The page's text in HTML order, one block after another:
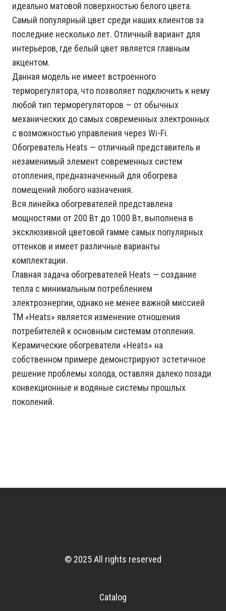
идеально матовой поверхностью белого цвета.
Самый популярный цвет среди наших клиентов за
последние несколько лет. Отличный вариант для
интерьеров, где белый цвет является главным
акцентом.
Данная модель не имеет встроенного
терморегулятора, что позволяет подключить к нему
любой тип терморегуляторов — от обычных
механических до самых современных электронных
с возможностью управления через Wi-Fi.
Обогреватель Heats — отличный представитель и
незаменимый элемент современных систем
отопления, предназначенный для обогрева
помещений любого назначения.
Вся линейка обогревателей представлена
мощностями от 200 Вт до 1000 Вт, выполнена в
эксклюзивной цветовой гамме самых популярных
оттенков и имеет различные варианты
комплектации.
Главная задача обогревателей Heats — создание
тепла с минимальным потреблением
электроэнергии, однако не менее важной миссией
ТМ «Heats» является изменение отношения
потребителей к основным системам отопления.
Керамические обогреватели «Heats» на
собственном примере демонстрируют эстетичное
решение проблемы холода, оставляя далеко позади
конвекционные и водяные системы прошлых
поколений.
© 2025 All rights reserved
Catalog